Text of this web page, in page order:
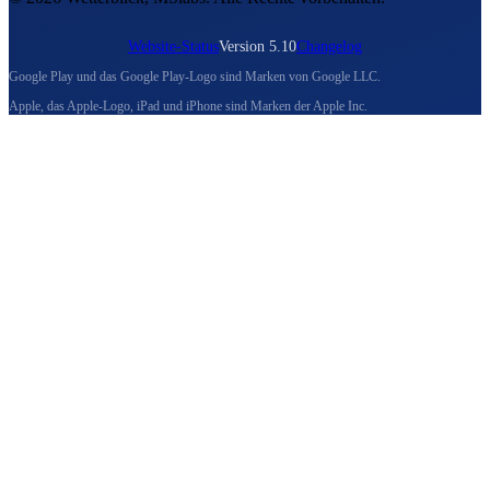
Website-StatusVersion 5.10Changelog
Google Play und das Google Play-Logo sind Marken von Google LLC.
Apple, das Apple-Logo, iPad und iPhone sind Marken der Apple Inc.